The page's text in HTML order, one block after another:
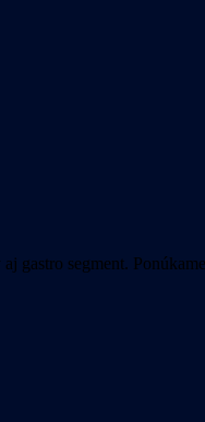
gastro segment.